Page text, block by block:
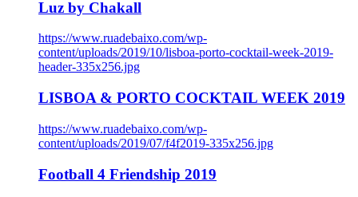
Luz by Chakall
https://www.ruadebaixo.com/wp-
content/uploads/2019/10/lisboa-porto-cocktail-week-2019-
header-335x256.jpg
LISBOA & PORTO COCKTAIL WEEK 2019
https://www.ruadebaixo.com/wp-
content/uploads/2019/07/f4f2019-335x256.jpg
Football 4 Friendship 2019